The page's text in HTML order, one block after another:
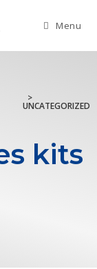
Menu
>
UNCATEGORIZED
kits